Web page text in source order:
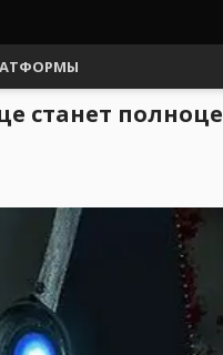
станет